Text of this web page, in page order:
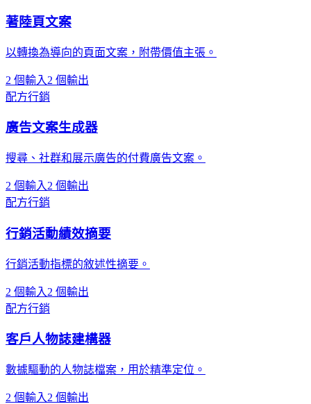
著陸頁文案
以轉換為導向的頁面文案，附帶價值主張。
2 個輸入 2 個輸出
配方行銷
廣告文案生成器
搜尋、社群和展示廣告的付費廣告文案。
2 個輸入 2 個輸出
配方行銷
行銷活動績效摘要
行銷活動指標的敘述性摘要。
2 個輸入 2 個輸出
配方行銷
客戶人物誌建構器
數據驅動的人物誌檔案，用於精準定位。
2 個輸入 2 個輸出